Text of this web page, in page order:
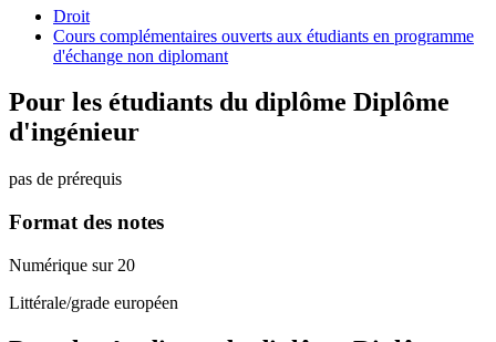
Droit
Cours complémentaires ouverts aux étudiants en programme
d'échange non diplomant
Pour les étudiants du diplôme Diplôme
d'ingénieur
pas de prérequis
Format des notes
Numérique sur 20
Littérale/grade européen